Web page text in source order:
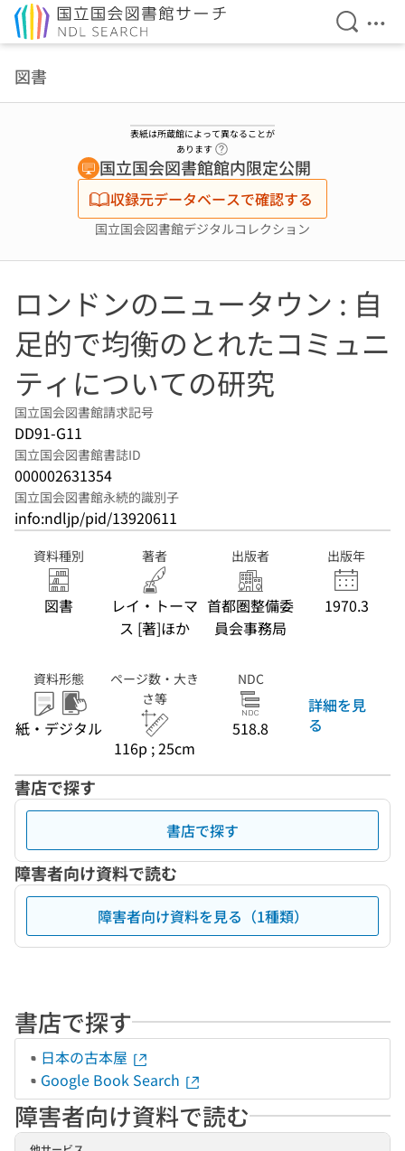
検索を
メ
図書
表紙は所蔵館によって異なることが
あります
国立国会図書館館内限定公開
収録元データベースで確認する
国立国会図書館デジタルコレクション
ロンドンのニュータウン : 自
足的で均衡のとれたコミュニ
ティについての研究
国立国会図書館請求記号
DD91-G11
国立国会図書館書誌ID
000002631354
国立国会図書館永続的識別子
info:ndljp/pid/13920611
資料種別
図書
著者
レイ・トーマ
ス [著]ほか
出版者
首都圏整備委
員会事務局
出版年
1970.3
資料形態
紙・デジタル
ページ数・大き
さ等
116p ; 25cm
NDC
518.8
詳細を見
る
書店で探す
書店で探す
障害者向け資料で読む
障害者向け資料を見る（1種類）
書店で探す
日本の古本屋
Google Book Search
障害者向け資料で読む